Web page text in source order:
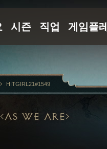
AS WE ARE
HITGIRL21#1549